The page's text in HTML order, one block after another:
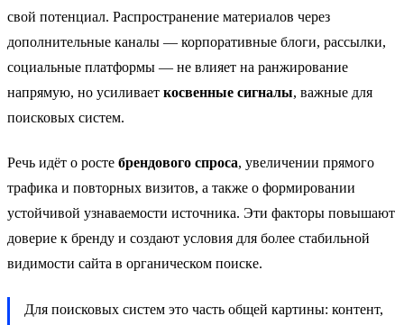
свой потенциал. Распространение материалов через
дополнительные каналы — корпоративные блоги, рассылки,
социальные платформы — не влияет на ранжирование
напрямую, но усиливает косвенные сигналы, важные для
поисковых систем.
Речь идёт о росте брендового спроса, увеличении прямого
трафика и повторных визитов, а также о формировании
устойчивой узнаваемости источника. Эти факторы повышают
доверие к бренду и создают условия для более стабильной
видимости сайта в органическом поиске.
Для поисковых систем это часть общей картины: контент,